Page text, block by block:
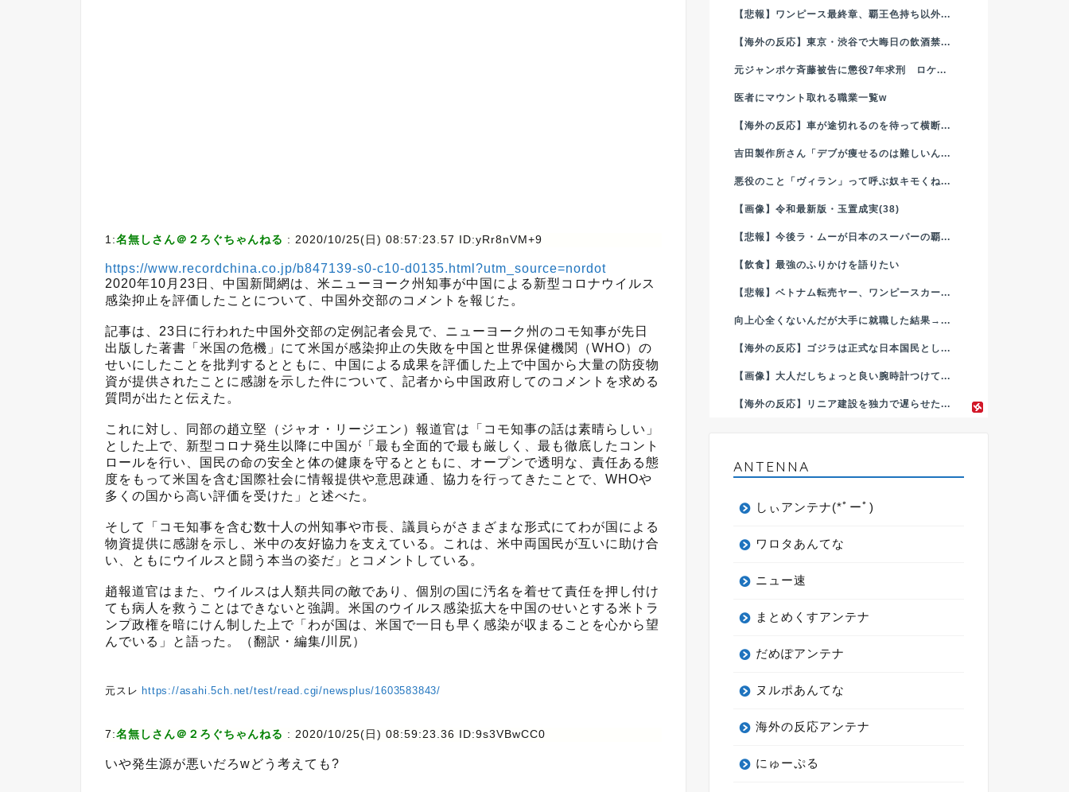
1:名無しさん＠２ろぐちゃんねる : 2020/10/25(日) 08:57:23.57 ID:yRr8nVM+9
https://www.recordchina.co.jp/b847139-s0-c10-d0135.html?utm_source=nordot
2020年10月23日、中国新聞網は、米ニューヨーク州知事が中国による新型コロナウイルス
感染抑止を評価したことについて、中国外交部のコメントを報じた。
記事は、23日に行われた中国外交部の定例記者会見で、ニューヨーク州のコモ知事が先日
出版した著書「米国の危機」にて米国が感染抑止の失敗を中国と世界保健機関（WHO）の
せいにしたことを批判するとともに、中国による成果を評価した上で中国から大量の防疫物
資が提供されたことに感謝を示した件について、記者から中国政府してのコメントを求める
質問が出たと伝えた。
これに対し、同部の趙立堅（ジャオ・リージエン）報道官は「コモ知事の話は素晴らしい」
とした上で、新型コロナ発生以降に中国が「最も全面的で最も厳しく、最も徹底したコント
ロールを行い、国民の命の安全と体の健康を守るとともに、オープンで透明な、責任ある態
度をもって米国を含む国際社会に情報提供や意思疎通、協力を行ってきたことで、WHOや
多くの国から高い評価を受けた」と述べた。
そして「コモ知事を含む数十人の州知事や市長、議員らがさまざまな形式にてわが国による
物資提供に感謝を示し、米中の友好協力を支えている。これは、米中両国民が互いに助け合
い、ともにウイルスと闘う本当の姿だ」とコメントしている。
趙報道官はまた、ウイルスは人類共同の敵であり、個別の国に汚名を着せて責任を押し付け
ても病人を救うことはできないと強調。米国のウイルス感染拡大を中国のせいとする米トラ
ンプ政権を暗にけん制した上で「わが国は、米国で一日も早く感染が収まることを心から望
んでいる」と語った。（翻訳・編集/川尻）
元スレ https://asahi.5ch.net/test/read.cgi/newsplus/1603583843/
7:名無しさん＠２ろぐちゃんねる : 2020/10/25(日) 08:59:23.36 ID:9s3VBwCC0
いや発生源が悪いだろwどう考えても?
【悲報】ワンピース最終章、覇王色持ち以外...
【海外の反応】東京・渋谷で大晦日の飲酒禁...
元ジャンポケ斉藤被告に懲役7年求刑 ロケ...
医者にマウント取れる職業一覧w
【海外の反応】車が途切れるのを待って横断...
吉田製作所さん「デブが痩せるのは難しいん...
悪役のこと「ヴィラン」って呼ぶ奴キモくね...
【画像】令和最新版・玉置成実(38)
【悲報】今後ラ・ムーが日本のスーパーの覇...
【飲食】最強のふりかけを語りたい
【悲報】ベトナム転売ヤー、ワンピースカー...
向上心全くないんだが大手に就職した結果→...
【海外の反応】ゴジラは正式な日本国民とし...
【画像】大人だしちょっと良い腕時計つけて...
【海外の反応】リニア建設を独力で遅らせた...
ANTENNA
しぃアンテナ(*ﾟーﾟ)
ワロタあんてな
ニュー速
まとめくすアンテナ
だめぽアンテナ
ヌルポあんてな
海外の反応アンテナ
にゅーぷる